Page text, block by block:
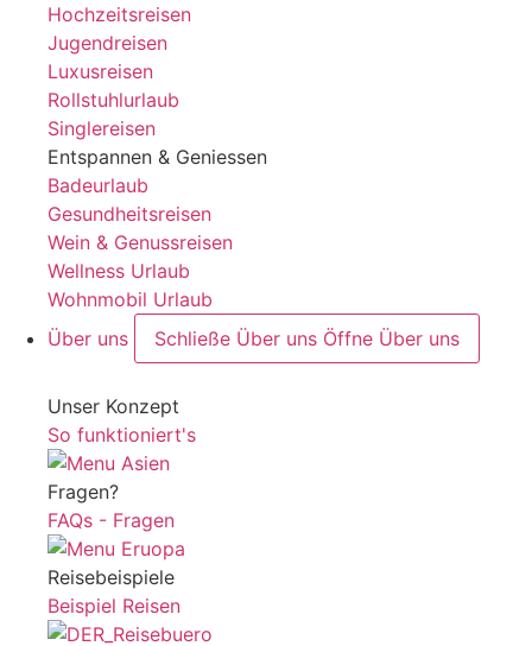
Hochzeitsreisen
Jugendreisen
Luxusreisen
Rollstuhlurlaub
Singlereisen
Entspannen & Geniessen
Badeurlaub
Gesundheitsreisen
Wein & Genussreisen
Wellness Urlaub
Wohnmobil Urlaub
Über uns
Schließe Über uns Öffne Über uns
Unser Konzept
So funktioniert's
Fragen?
FAQs - Fragen
Reisebeispiele
Beispiel Reisen